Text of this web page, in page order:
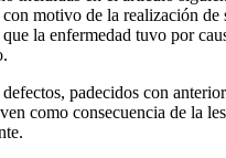
motivo de la realización de
la enfermedad tuvo por
padecidos con
como consecuencia de la